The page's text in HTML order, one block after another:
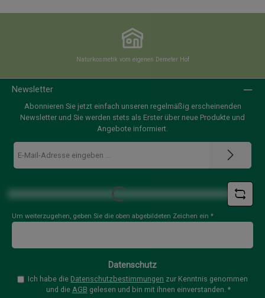
Naturkosmetik vom eigenen Demeter Hof
Newsletter
Abonnieren Sie jetzt einfach unseren regelmäßig erscheinenden
Newsletter und Sie werden stets als Erster über neue Produkte und
Angebote informiert.
E-
Mail-
Adresse
Loading...
Um weiterzugehen, geben Sie die oben abgebildeten Zeichen ein *
Datenschutz
Ich habe die Datenschutzbestimmungen zur Kenntnis genommen
und die AGB gelesen und bin mit ihnen einverstanden. *